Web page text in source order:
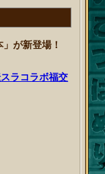
が新登場！
ラコラボ福交